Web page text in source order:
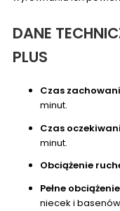
DANE
PLUS
Czas
minut.
Czas
minut.
Obciążenie
Pełne
niecek i